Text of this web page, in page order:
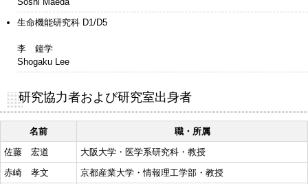
生命機能研究科 D1/D5
李 鐘学
Shogaku Lee
研究協力者および研究室出身者
名前
職・所属
佐藤 宏道
大阪大学・医学系研究科・教授
赤崎 孝文
京都産業大学・情報理工学部・教授